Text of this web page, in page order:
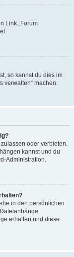
Link „Forum
so kannst du dies im
verwalten“ machen.
oder verbieten.
kannst und du
Administration.
in den persönlichen
erhalten und diese